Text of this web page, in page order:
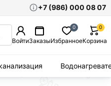
+7 (986) 000 08 07
ВойтиЗаказыИзбранное
0
Корзина
0